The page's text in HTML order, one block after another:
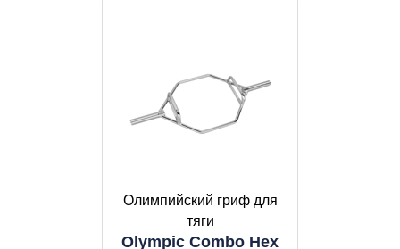
Олимпийский гриф для
тяги
Olympic Combo Hex